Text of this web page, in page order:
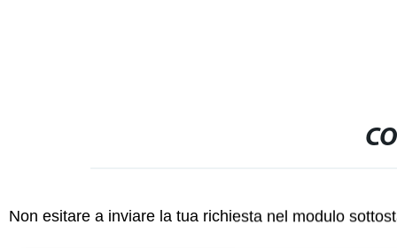
Non esitare a inviare la tua richiesta nel modulo